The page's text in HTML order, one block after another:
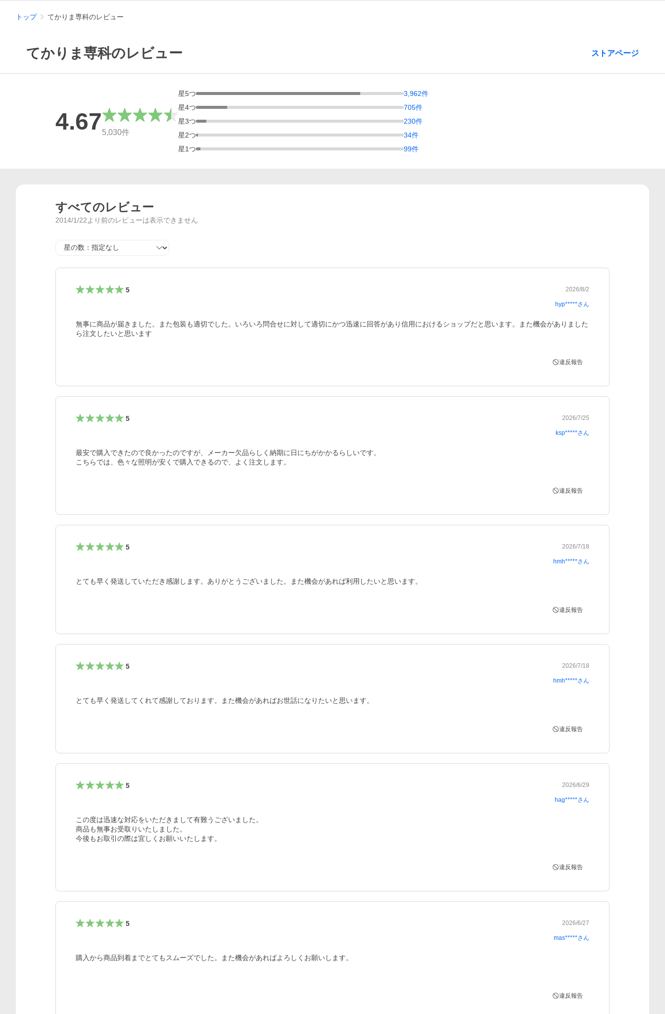
トップ てかりま専科のレビュー
てかりま専科のレビュー ストアページ
総合評価
4.675,030件
星5つ 3,962件
星4つ 705件
星3つ 230件
星2つ 34件
星1つ 99件
すべてのレビュー
2014/1/22より前のレビューは表示できません
星の数
5 2026/8/2
hyp*****さん
無事に商品が届きました。また包装も適切でした。いろいろ問合せに対して適切にかつ迅速に回答があり信用におけるショップだと思います。また機会がありました
ら注文したいと思います
違反報告
5 2026/7/25
ksp*****さん
最安で購入できたので良かったのですが、メーカー欠品らしく納期に日にちがかかるらしいです。
違反報告
5 2026/7/18
hmh*****さん
とても早く発送していただき感謝します。ありがとうございました。また機会があれば利用したいと思います。
違反報告
5 2026/7/18
hmh*****さん
とても早く発送してくれて感謝しております。また機会があればお世話になりたいと思います。
違反報告
5 2026/6/29
hag*****さん
この度は迅速な対応をいただきまして有難うございました。
商品も無事お受取りいたしました。
今後もお取引の際は宜しくお願いいたします。
違反報告
5 2026/6/27
mas*****さん
購入から商品到着までとてもスムーズでした。また機会があればよろしくお願いします。
違反報告